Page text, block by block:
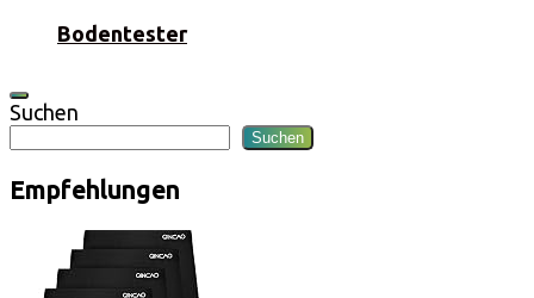
Bodentester
Suchen
Suchen
Empfehlungen